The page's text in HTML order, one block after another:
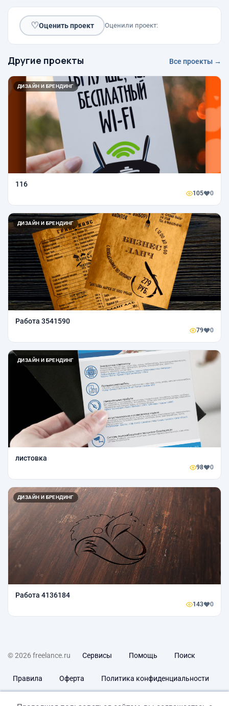
♡Оценить проект Оценили проект:
Другие проекты Все проекты →
ДИЗАЙН И БРЕНДИНГ
116
105 0
ДИЗАЙН И БРЕНДИНГ
Работа 3541590
79 0
ДИЗАЙН И БРЕНДИНГ
листовка
98 0
ДИЗАЙН И БРЕНДИНГ
Работа 4136184
143 0
© 2026 freelance.ru Сервисы Помощь Поиск
Правила Оферта Политика конфиденциальности